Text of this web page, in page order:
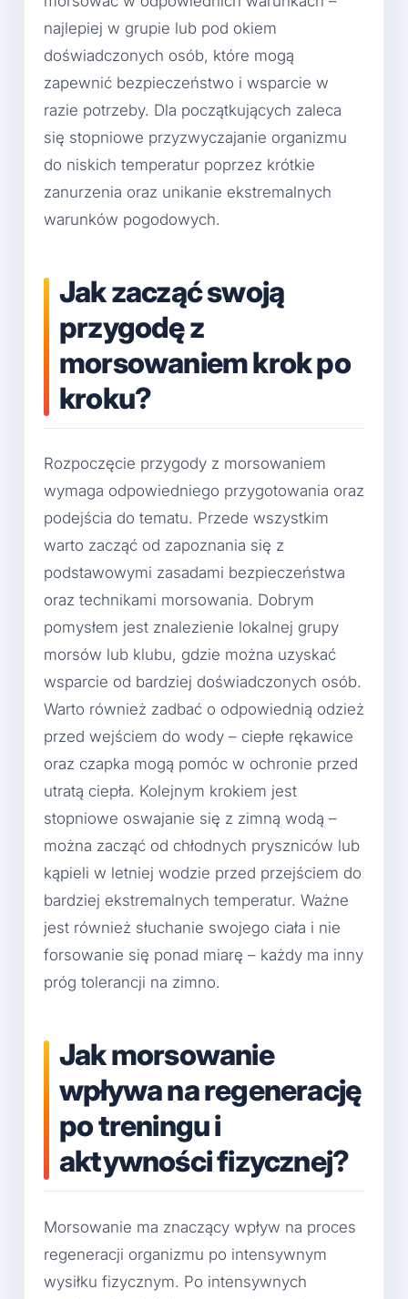
najlepiej w grupie lub pod okiem
doświadczonych osób, które mogą
zapewnić bezpieczeństwo i wsparcie w
razie potrzeby. Dla początkujących zaleca
się stopniowe przyzwyczajanie organizmu
do niskich temperatur poprzez krótkie
zanurzenia oraz unikanie ekstremalnych
warunków pogodowych.
Jak zacząć swoją
przygodę z
morsowaniem krok po
kroku?
Rozpoczęcie przygody z morsowaniem
wymaga odpowiedniego przygotowania oraz
podejścia do tematu. Przede wszystkim
warto zacząć od zapoznania się z
podstawowymi zasadami bezpieczeństwa
oraz technikami morsowania. Dobrym
pomysłem jest znalezienie lokalnej grupy
morsów lub klubu, gdzie można uzyskać
wsparcie od bardziej doświadczonych osób.
Warto również zadbać o odpowiednią odzież
przed wejściem do wody – ciepłe rękawice
oraz czapka mogą pomóc w ochronie przed
utratą ciepła. Kolejnym krokiem jest
stopniowe oswajanie się z zimną wodą –
można zacząć od chłodnych pryszniców lub
kąpieli w letniej wodzie przed przejściem do
bardziej ekstremalnych temperatur. Ważne
jest również słuchanie swojego ciała i nie
forsowanie się ponad miarę – każdy ma inny
próg tolerancji na zimno.
Jak morsowanie
wpływa na regenerację
po treningu i
aktywności fizycznej?
Morsowanie ma znaczący wpływ na proces
regeneracji organizmu po intensywnym
wysiłku fizycznym. Po intensywnych